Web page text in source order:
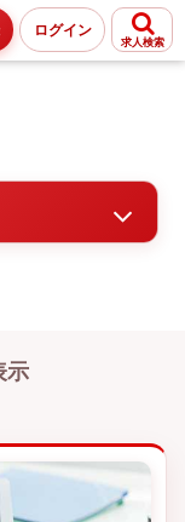
ログイン
求人検索
示